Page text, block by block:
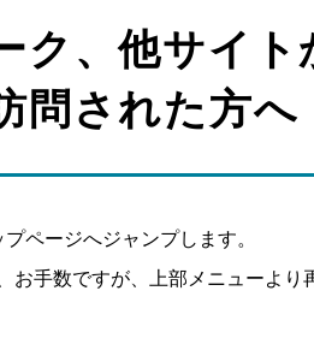
ク、他サイ
問された方へ
ページへジャンプします。
お手数ですが、上部メニューより